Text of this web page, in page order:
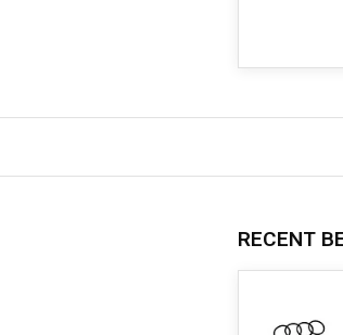
RECENT